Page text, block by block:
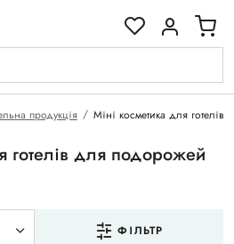
продукція Міні косметика для готелів
готелів для подорожей
ФІЛЬТР